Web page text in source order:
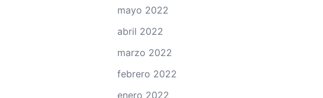
mayo 2022
abril 2022
marzo 2022
febrero 2022
enero 2022